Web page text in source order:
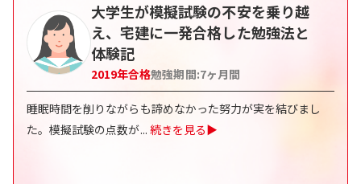
大学生が模擬試験の不安を乗り越
え、宅建に一発合格した勉強法と
体験記
2019年合格勉強期間:7ヶ月間
睡眠時間を削りながらも諦めなかった努力が実を結びまし
た。模擬試験の点数が... 続きを見る▶